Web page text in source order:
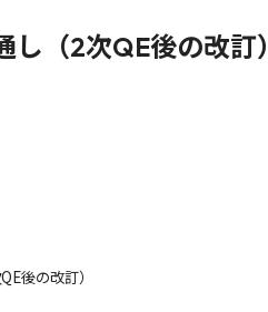
（2次QE後の改訂）
後の改訂）